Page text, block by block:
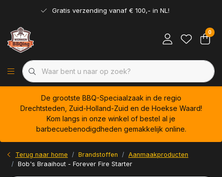
Gratis verzending vanaf € 100,- in NL!
0
De grootste BBQ-Speciaalzaak in de regio
Drechtsteden, Zuid-Holland-Zuid en de Hoekse Waard!
Kom langs in onze winkel of bestel al je
barbecuebenodigdheden gemakkelijk online.
Terug naar home Brandstoffen
Aanmaakproducten
Bob's Braaihout - Forever Fire Starter